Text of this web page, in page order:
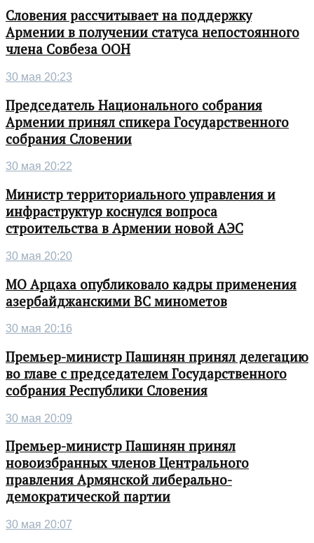
Словения рассчитывает на поддержку
Армении в получении статуса непостоянного
члена Совбеза ООН
30 мая 20:23
Председатель Национального собрания
Армении принял спикера Государственного
собрания Словении
30 мая 20:22
Министр территориального управления и
инфраструктур коснулся вопроса
строительства в Армении новой АЭС
30 мая 20:20
МО Арцаха опубликовало кадры применения
азербайджанскими ВС минометов
30 мая 20:16
Премьер-министр Пашинян принял делегацию
во главе с председателем Государственного
собрания Республики Словения
30 мая 20:09
Премьер-министр Пашинян принял
новоизбранных членов Центрального
правления Армянской либерально-
демократической партии
30 мая 20:07